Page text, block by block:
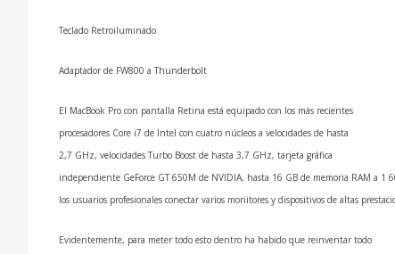
Teclado Retroiluminado
Adaptador de FW800 a Thunderbolt
El MacBook Pro con pantalla Retina está equipado con los más recientes
procesadores Core i7 de Intel con cuatro núcleos a velocidades de hasta
2,7 GHz, velocidades Turbo Boost de hasta 3,7 GHz, tarjeta gráfica
independiente GeForce GT 650M de NVIDIA, hasta 16 GB de memoria RAM a 1
los usuarios profesionales conectar varios monitores y dispositivos de altas
Evidentemente, para meter todo esto dentro ha habido que reinventar todo